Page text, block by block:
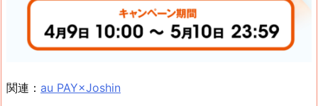
関連： au PAY×Joshin